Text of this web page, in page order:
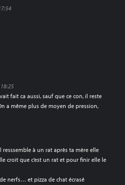
fait ca aussi, sauf que ce con, il reste
a même plus de moyen de pression,
à un rat après ta mère elle
croit que c’est un rat et pour finir elle le
nerfs… et pizza de chat écrasé